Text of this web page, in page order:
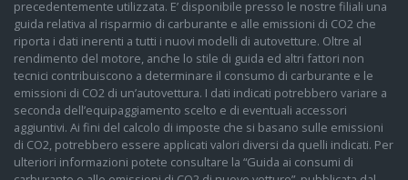
precedentemente utilizzata. E’ disponibile presso le nostre filiali una
guida relativa al risparmio di carburante e alle emissioni di CO2 che
riporta i dati inerenti a tutti i nuovi modelli di autovetture. Oltre al
rendimento del motore, anche lo stile di guida ed altri fattori non
tecnici contribuiscono a determinare il consumo di carburante e le
emissioni di CO2 di un’autovettura. I dati indicati potrebbero variare a
seconda dell’equipaggiamento scelto e di eventuali accessori
aggiuntivi. Ai fini del calcolo di imposte che si basano sulle emissioni
di CO2, potrebbero essere applicati valori diversi da quelli indicati. Per
ulteriori informazioni potete consultare la “Guida ai consumi di